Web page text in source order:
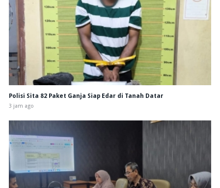
Polisi Sita 82 Paket Ganja Siap Edar di Tanah Datar
3 jam ago